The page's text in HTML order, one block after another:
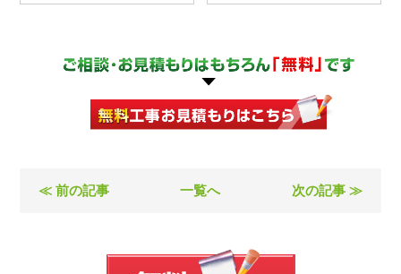
≪ 前の記事 一覧へ 次の記事 ≫